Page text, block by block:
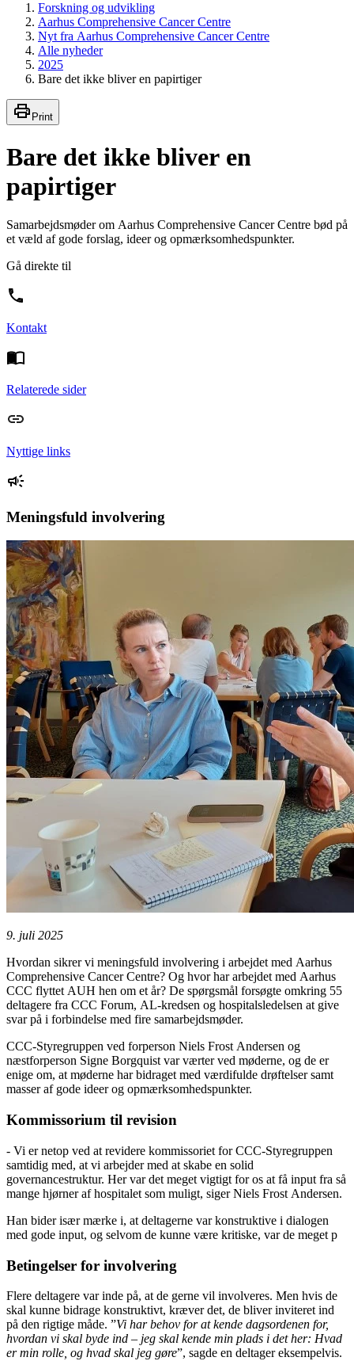
Forskning og udvikling
Aarhus Comprehensive Cancer Centre
Nyt fra Aarhus Comprehensive Cancer Centre
Alle nyheder
2025
Bare det ikke bliver en papirtiger
Print
Bare det ikke bliver en
papirtiger
Samarbejdsmøder om Aarhus Comprehensive Cancer Centre bød på
et væld af gode forslag, ideer og opmærksomhedspunkter.
Gå direkte til
Kontakt
Relaterede sider
Nyttige links
Meningsfuld involvering
9. juli 2025
Hvordan sikrer vi meningsfuld involvering i arbejdet med Aarhus
Comprehensive Cancer Centre? Og hvor har arbejdet med Aarhus
CCC flyttet AUH hen om et år? De spørgsmål forsøgte omkring 55
deltagere fra CCC Forum, AL-kredsen og hospitalsledelsen at give
svar på i forbindelse med fire samarbejdsmøder.
CCC-Styregruppen ved forperson Niels Frost Andersen og
næstforperson Signe Borgquist var værter ved møderne, og de er
enige om, at møderne har bidraget med værdifulde drøftelser samt
masser af gode ideer og opmærksomhedspunkter.
Kommissorium til revision
- Vi er netop ved at revidere kommissoriet for CCC-Styregruppen
samtidig med, at vi arbejder med at skabe en solid
governancestruktur. Her var det meget vigtigt for os at få input fra så
mange hjørner af hospitalet som muligt, siger Niels Frost Andersen.
Han bider især mærke i, at deltagerne var konstruktive i dialogen
med gode input, og selvom de kunne være kritiske, var de meget p
Betingelser for involvering
Flere deltagere var inde på, at de gerne vil involveres. Men hvis de
skal kunne bidrage konstruktivt, kræver det, de bliver inviteret ind
på den rigtige måde. ”Vi har behov for at kende dagsordenen for,
hvordan vi skal byde ind – jeg skal kende min plads i det her: Hvad
er min rolle, og hvad skal jeg gøre”, sagde en deltager eksempelvis.